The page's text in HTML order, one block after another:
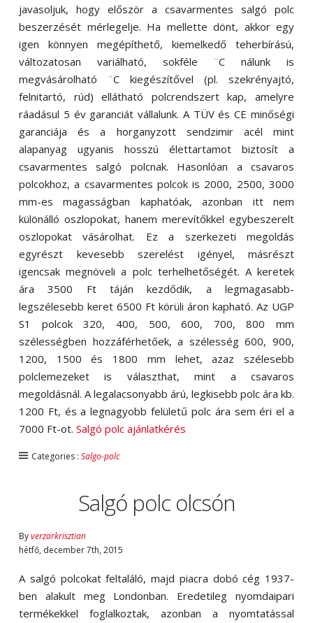
javasoljuk, hogy először a csavarmentes salgó polc
beszerzését mérlegelje. Ha mellette dönt, akkor egy
igen könnyen megépíthető, kiemelkedő teherbírású,
változatosan variálható, sokféle ¨C nálunk is
megvásárolható ¨C kiegészítővel (pl. szekrényajtó,
felnitartó, rúd) ellátható polcrendszert kap, amelyre
ráadásul 5 év garanciát vállalunk. A TÜV és CE minőségi
garanciája és a horganyzott sendzimir acél mint
alapanyag ugyanis hosszú élettartamot biztosít a
csavarmentes salgó polcnak. Hasonlóan a csavaros
polcokhoz, a csavarmentes polcok is 2000, 2500, 3000
mm-es magasságban kaphatóak, azonban itt nem
különálló oszlopokat, hanem merevítőkkel egybeszerelt
oszlopokat vásárolhat. Ez a szerkezeti megoldás
egyrészt kevesebb szerelést igényel, másrészt
igencsak megnöveli a polc terhelhetőségét. A keretek
ára 3500 Ft táján kezdődik, a legmagasabb-
legszélesebb keret 6500 Ft körüli áron kapható. Az UGP
S1 polcok 320, 400, 500, 600, 700, 800 mm
szélességben hozzáférhetőek, a szélesség 600, 900,
1200, 1500 és 1800 mm lehet, azaz szélesebb
polclemezeket is választhat, mint a csavaros
megoldásnál. A legalacsonyabb árú, legkisebb polc ára kb.
1200 Ft, és a legnagyobb felületű polc ára sem éri el a
7000 Ft-ot. Salgó polc ajánlatkérés
Categories : Salgo-polc
Salgó polc olcsón
Byverzarkrisztian
hétfő, december7th, 2015
A salgó polcokat feltaláló, majd piacra dobó cég 1937-
ben alakult meg Londonban. Eredetileg nyomdaipari
termékekkel foglalkoztak, azonban a nyomtatással